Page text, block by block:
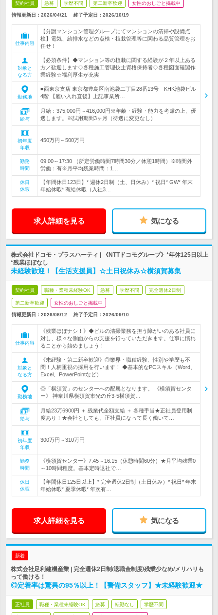
契約社員 急募 学歴不問 第二新卒歓迎 女性のおしごと掲載中
情報更新日：2026/04/21 終了予定日： 2026/10/19
仕事内容
【分譲マンション管理グループにてマンションの清掃や設備点
検】電気、給排水などの点検・植栽管理等に関わる品質管理をお
任せ！
対象と
なる方
【必須条件】◆マンション等の植栽に関する経験が２年以上ある
方／歓迎します◇各種施工管理技士資格保持者◇各種図面確認作
業経験☆福利厚生が充実
勤務地
■西東京支店 東京都豊島区南池袋二丁目28番13号 KHK池袋ビル
4階 【雇い入れ直後】上記事業所…
給与
月給：375,000円～416,000円※年齢・経験・能力を考慮の上、優
遇します。※試用期間3ヶ月（待遇に変更なし）
初年度
年収
450万円～500万円
勤務
時間
09:00～17:30 （所定労働時間7時間30分／休憩1時間）※時間外
労働：有※月平均残業時間：1…
休日
休暇
【年間休日123日】* 週休2日制（土、日休み）* 祝日* GW* 年末
年始休暇* 有給休暇（入社3…
求人詳細を見る 気になる
株式会社ドコモ・プラスハーティ | 《NTTドコモグループ》*年休125日以上
*残業ほぼなし
未経験歓迎！【生活支援員】☆土日祝休み☆横須賀募集
契約社員 職種・業種未経験OK 急募 学歴不問 完全週休2日制
第二新卒歓迎 女性のおしごと掲載中
情報更新日：2026/06/12 終了予定日： 2026/09/10
仕事内容
《残業ほぼナシ！》◆ビルの清掃業務を担う障がいのある社員に
対し、様々な側面からの支援を行っていただきます。仕事に慣れ
ることから始めましょう！
対象と
なる方
《未経験・第二新卒歓迎》◎業界・職種経験、性別や学歴も不
問！人柄重視の採用を行います！ ◆基本的なPCスキル（Word、
Excel、PowerPointなど）
勤務地
◎「横須賀」のセンターへの配属となります。 《横須賀センタ
ー》 神奈川県横須賀市光の丘3-5横須賀…
給与
月給23万6900円 ＋ 残業代全額支給 ＋ 各種手当★正社員登用制
度あり！★会社としても、正社員になって長く働いて…
初年度
年収
300万円～310万円
勤務
時間
《横須賀センター》7:45～16:15（休憩時間60分）★月平均残業0
～10時間程度。基本定時退社で…
休日
休暇
【年間休日125日以上】* 完全週休2日制（土日休み）* 祝日* 年末
年始休暇* 夏季休暇* 年次有…
求人詳細を見る 気になる
新着
株式会社足利建機産業 | 完全週休2日制/退職金制度/残業少なめ/メリハリも
って働ける！
◎定着率は驚異の95％以上！【警備スタッフ】★未経験歓迎★
正社員 職種・業種未経験OK 急募 転勤なし 学歴不問